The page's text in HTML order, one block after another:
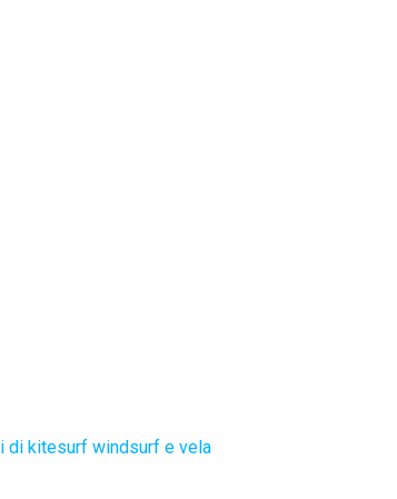
di kitesurf windsurf e vela